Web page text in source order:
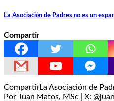
La Asociación de Padres no es un
Compartir
CompartirLa Asociación de
Por Juan Matos, MSc | X: